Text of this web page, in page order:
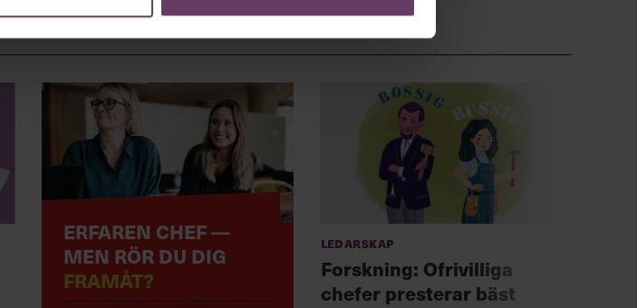
ERFAREN CHEF —
MEN RÖR DU DIG
FRAMÅT?
Ledarskap
Forskning: Ofrivilliga
chefer presterar bäst